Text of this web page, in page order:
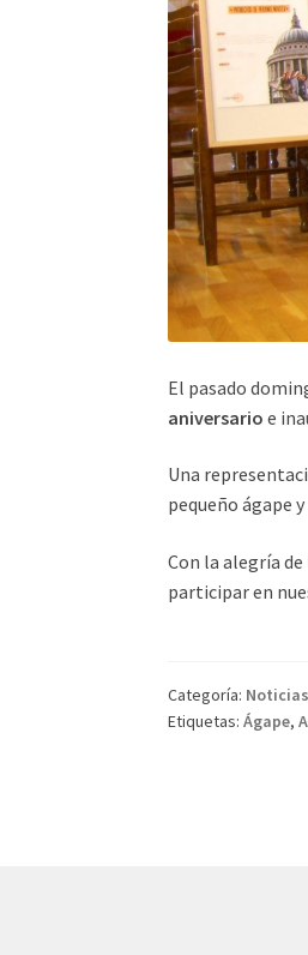
El pasado
aniversario e
Una
pequeño ágape
Con la alegría
participar en
Categoría: Noticias
Etiquetas:Ágape,